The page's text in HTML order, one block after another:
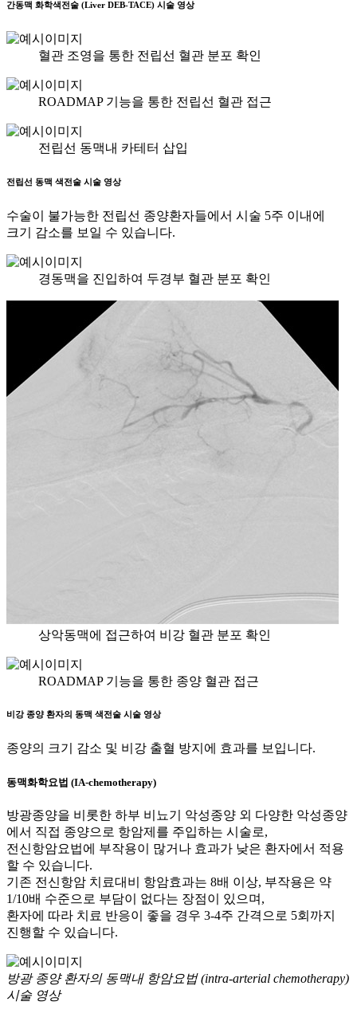
간동맥 화학색전술 (Liver DEB-TACE) 시술 영상
혈관 조영을 통한 전립선 혈관 분포 확인
ROADMAP 기능을 통한 전립선 혈관 접근
전립선 동맥내 카테터 삽입
전립선 동맥 색전술 시술 영상
수술이 불가능한 전립선 종양환자들에서 시술 5주 이내에
크기 감소를 보일 수 있습니다.
경동맥을 진입하여 두경부 혈관 분포 확인
상악동맥에 접근하여 비강 혈관 분포 확인
ROADMAP 기능을 통한 종양 혈관 접근
비강 종양 환자의 동맥 색전술 시술 영상
종양의 크기 감소 및 비강 출혈 방지 에 효과를 보입니다.
동맥화학요법 (IA-chemotherapy)
방광종양을 비롯한 하부 비뇨기 악성종양 외 다양한 악성종양
에서 직접 종양으로 항암제를 주입하는 시술로,
전신항암요법에 부작용이 많거나 효과가 낮은 환자에서 적용
할 수 있습니다.
기존 전신항암 치료대비 항암효과는 8배 이상, 부작용은 약
1/10배 수준으로 부담이 없다는 장점이 있으며,
환자에 따라 치료 반응이 좋을 경우 3-4주 간격으로 5회까지
진행할 수 있습니다.
방광 종양 환자의 동맥내 항암요법 (intra-arterial chemotherapy)
시술 영상